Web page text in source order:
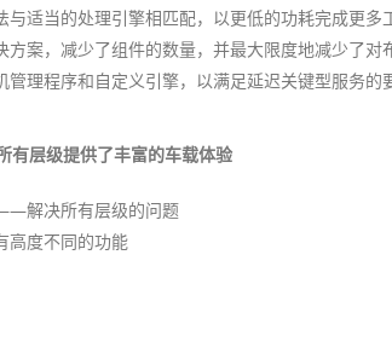
适当的处理引擎相匹配，以更低的功耗完成更多
案，减少了组件的数量，并最大限度地减少了对
理程序和自定义引擎，以满足延迟关键型服务的
有层级提供了丰富的车载体验
解决所有层级的问题
度不同的功能